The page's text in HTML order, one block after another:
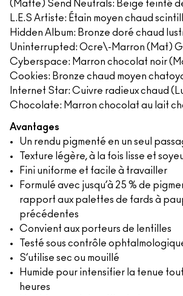
(Matte) Send Neutrals: Beige teinté
L.E.S Artiste​: Étain moyen chaud
Hidden Album: Bronze doré chaud
Uninterrupted: Ocre\-Marron​​ (Mat)
Cyberspace: Marron chocolat noir​​
Cookies: Bronze chaud moyen
Internet Star: Cuivre radieux chaud
Chocolate: Marron chocolat au lait
Avantages
Un rendu pigmenté en un seul
Texture légère, à la fois lisse et
Fini uniforme et facile à travailler
Formulé avec jusqu’à 25 % de
rapport aux palettes de fards à
précédentes
Convient aux porteurs de lentilles
Testé sous contrôle
S’utilise sec ou mouillé
Humide pour intensifier la tenue
heures